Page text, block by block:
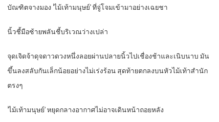
บัณฑิตจางมอง ‘ไม้เท้ามนุษย์’ ที่จู่โจมเข้ามาอย่างเฉยชา
นิ้วชี้มือซ้ายพลันชี้บริเวณว่างเปล่า
จุดเจิดจ้าดุจดาวดวงหนึ่งลอยผ่านปลายนิ้วไปเชื่องช้าและเนิบนาบ มัน
ขึ้นลงสลับกันเล็กน้อยอย่างไม่เร่งร้อน สุดท้ายตกลงบนหัวไม้เท้าสำนัก
ตรงๆ
‘ไม้เท้ามนุษย์’ หยุดกลางอากาศไม่อาจเดินหน้าถอยหลัง